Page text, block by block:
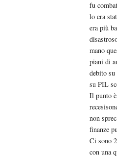
fu
lo era
era più
mano
piani di
debito
su PIL
Il punto
non
finanze
Ci sono
con una